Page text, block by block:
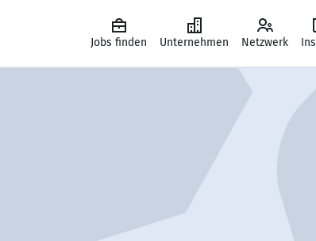
Jobs finden Unternehmen Netzwerk